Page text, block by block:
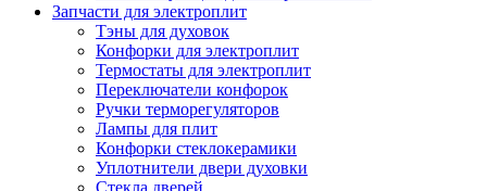
Запчасти для электроплит
Тэны для духовок
Конфорки для электроплит
Термостаты для электроплит
Переключатели конфорок
Ручки терморегуляторов
Лампы для плит
Конфорки стеклокерамики
Уплотнители двери духовки